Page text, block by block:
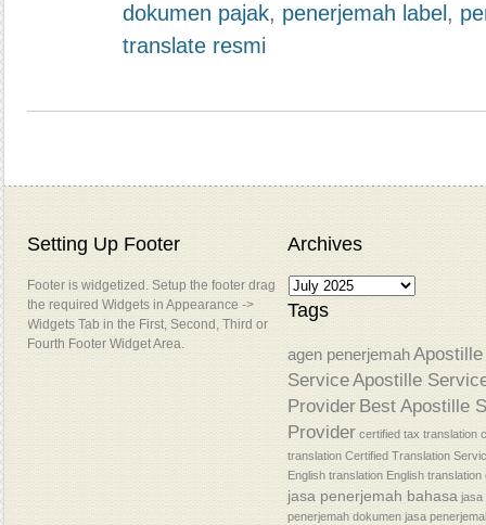
dokumen pajak, penerjemah label ,
translate resmi
Setting Up Footer
Footer is widgetized. Setup the footer drag
the required Widgets in Appearance ->
Widgets Tab in the First, Second, Third or
Fourth Footer Widget Area.
Archives
Tags
agen penerjemah Apostille
ServiceApostille
Provider Best Apostille
Provider certified tax translation
translation Certified Translation
English translation English
jasa penerjemah bahasa jasa
penerjemah dokumen jasa